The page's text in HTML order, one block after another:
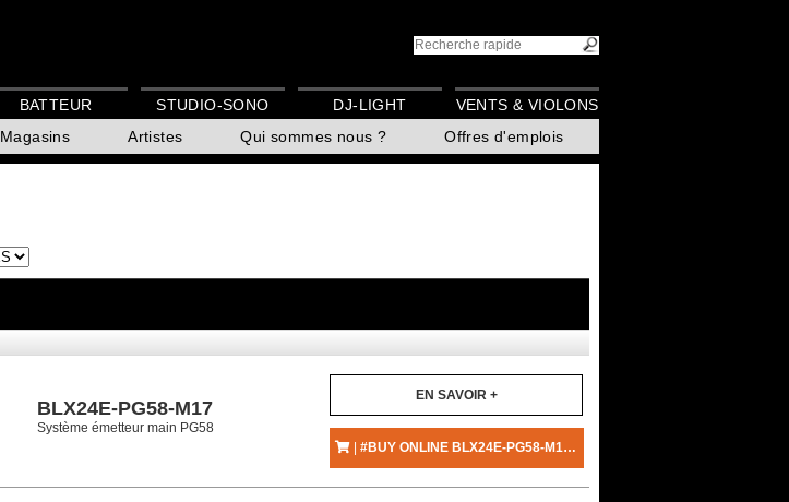
Magasins Artistes Qui sommes nous ? Offres d'emplois
BATTEUR STUDIO-SONO DJ-LIGHT VENTS & VIOLONS
BLX24E-PG58-M17
Système émetteur main PG58
EN SAVOIR +
| #BUY ONLINE BLX24E-PG58-M17 - SHURE